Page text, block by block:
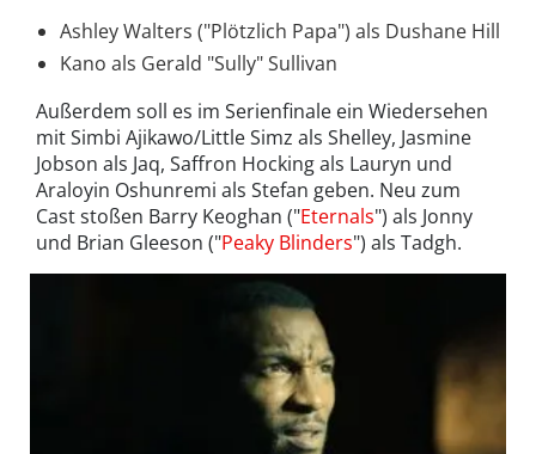
Ashley Walters ("Plötzlich Papa") als Dushane Hill
Kano als Gerald "Sully" Sullivan
Außerdem soll es im Serienfinale ein Wiedersehen
mit Simbi Ajikawo/Little Simz als Shelley, Jasmine
Jobson als Jaq, Saffron Hocking als Lauryn und
Araloyin Oshunremi als Stefan geben. Neu zum
Cast stoßen Barry Keoghan ("Eternals") als Jonny
und Brian Gleeson ("Peaky Blinders") als Tadgh.